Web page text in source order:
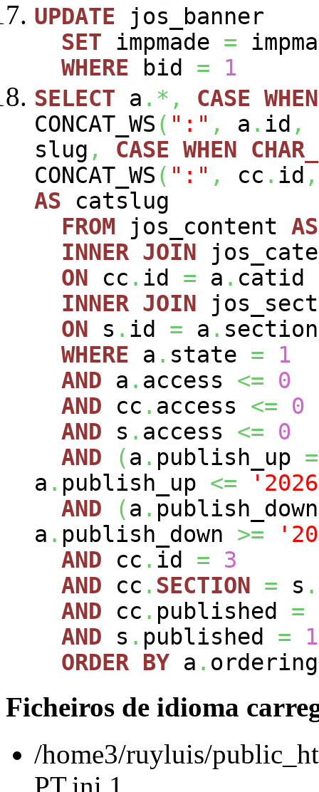
UPDATE jos_banner
SET impmade =
WHERE bid =
1
SELECT a .*, CASE WHEN
CONCAT_WS( ":" , a . id ,
slug , CASE WHEN
CONCAT_WS( ":" , cc . id ,
AS catslug
FROM jos_content AS
INNER JOIN
ON cc . id = a . catid
INNER JOIN
ON s . id = a .
WHERE a . state =
1
AND a . access <=
0
AND cc . access <=
0
AND s . access <=
0
AND
(a . publish_up =
a . publish_up <=
AND
(a .
a . publish_down >=
AND cc . id =
3
AND cc . SECTION = s .
AND cc . published =
AND s . published =
1
ORDER BY a . ordering
Ficheiros de idioma
/home3/ruyluis/